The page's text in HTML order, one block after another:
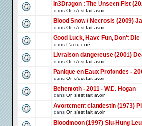
In3Dragon : The Unseen Fist
dans On s'est fait avoir
Blood Snow / Necrosis (2009)
dans On s'est fait avoir
Good Luck, Have Fun, Don't Die
dans L'actu ciné
Livraison dangereuse (2001)
dans On s'est fait avoir
Panique en Eaux Profondes -
dans On s'est fait avoir
Behemoth - 2011 - W.D. Hogan
dans On s'est fait avoir
Avortement clandestin (1973)
dans On s'est fait avoir
Bloodmoon (1997) Siu-Hung